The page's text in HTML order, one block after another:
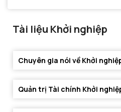
Tài liệu Khởi nghiệp
Chuyên gia nói về Khởi
Quản trị Tài chính Khởi